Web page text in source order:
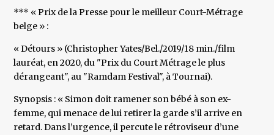
*** « Prix de la Presse pour le meilleur Court-Métrage
belge » :
« Détours » (Christopher Yates/Bel./2019/18 min./film
lauréat, en 2020, du "Prix du Court Métrage le plus
dérangeant", au "Ramdam Festival", à Tournai).
Synopsis : « Simon doit ramener son bébé à son ex-
femme, qui menace de lui retirer la garde s’il arrive en
retard. Dans l’urgence, il percute le rétroviseur d’une